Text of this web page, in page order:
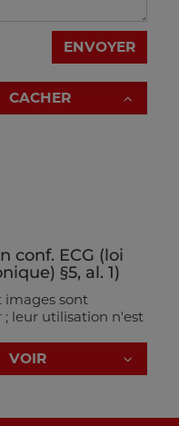
ENVOYER
CACHER
conf. ECG (loi
§5, al. 1)
images sont
leur utilisation n'est
VOIR